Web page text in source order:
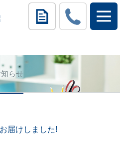
らせ
届けしました!